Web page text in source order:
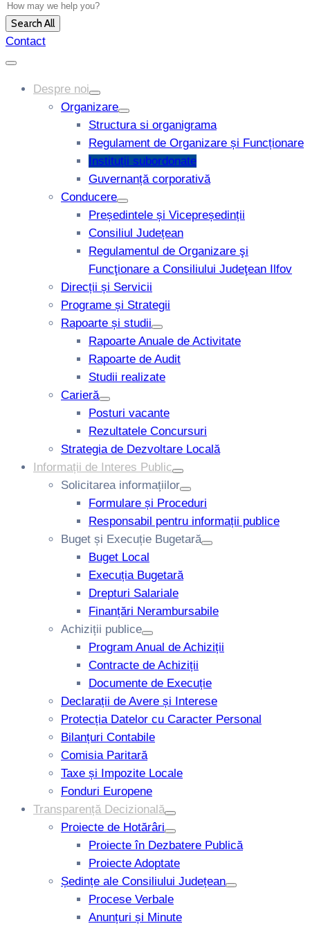
Search All
Contact
Despre noi
Organizare
Structura si organigrama
Regulament de Organizare și Funcționare
Instituții subordonate
Guvernanță corporativă
Conducere
Președintele și Vicepreședinții
Consiliul Județean
Regulamentul de Organizare şi
Funcţionare a Consiliului Judeţean Ilfov
Direcții și Servicii
Programe și Strategii
Rapoarte și studii
Rapoarte Anuale de Activitate
Rapoarte de Audit
Studii realizate
Carieră
Posturi vacante
Rezultatele Concursuri
Strategia de Dezvoltare Locală
Informații de Interes Public
Solicitarea informațiilor
Formulare și Proceduri
Responsabil pentru informații publice
Buget și Execuție Bugetară
Buget Local
Execuția Bugetară
Drepturi Salariale
Finanțări Nerambursabile
Achiziții publice
Program Anual de Achiziții
Contracte de Achiziții
Documente de Execuție
Declarații de Avere și Interese
Protecția Datelor cu Caracter Personal
Bilanțuri Contabile
Comisia Paritară
Taxe și Impozite Locale
Fonduri Europene
Transparență Decizională
Proiecte de Hotărâri
Proiecte în Dezbatere Publică
Proiecte Adoptate
Ședințe ale Consiliului Județean
Procese Verbale
Anunțuri și Minute